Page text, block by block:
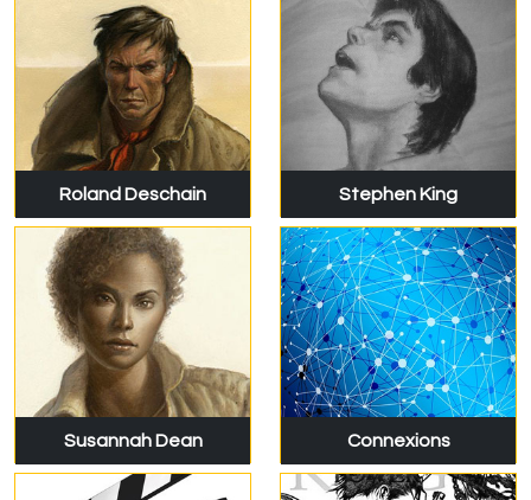
Roland Deschain Stephen King
Susannah Dean Connexions